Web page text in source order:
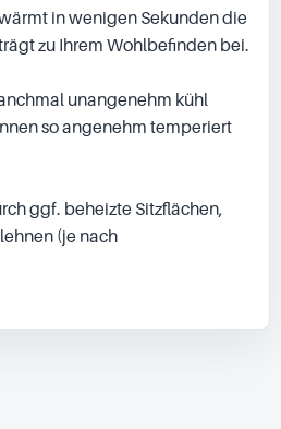
in wenigen Sekunden die
zu Ihrem Wohlbefinden bei.
unangenehm kühl
so angenehm temperiert
ggf. beheizte Sitzflächen,
(je nach